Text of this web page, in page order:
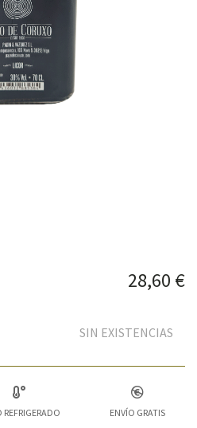
28,60 €
SIN EXISTENCIAS
REFRIGERADO
ENVÍO GRATIS